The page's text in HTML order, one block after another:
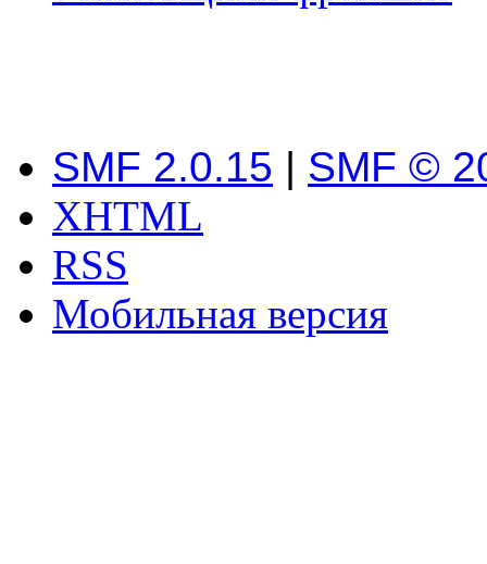
SMF 2.0.15 | SMF ©
XHTML
RSS
Мобильная версия